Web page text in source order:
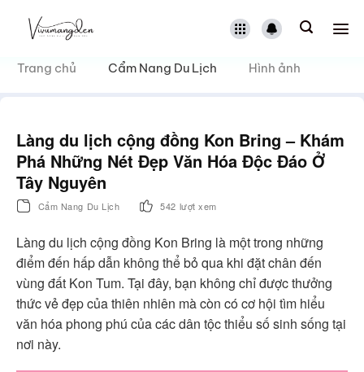
dungTrang chủ Cẩm Nang Du Lịch Hình ảnh
Làng du lịch cộng đồng Kon Bring – Khám
Phá Những Nét Đẹp Văn Hóa Độc Đáo Ở
Tây Nguyên
Cẩm Nang Du Lịch 542 lượt xem
Làng du lịch cộng đồng Kon Bring là một trong những
điểm đến hấp dẫn không thể bỏ qua khi đặt chân đến
vùng đất Kon Tum. Tại đây, bạn không chỉ được thưởng
thức vẻ đẹp của thiên nhiên mà còn có cơ hội tìm hiểu
văn hóa phong phú của các dân tộc thiểu số sinh sống tại
nơi này.